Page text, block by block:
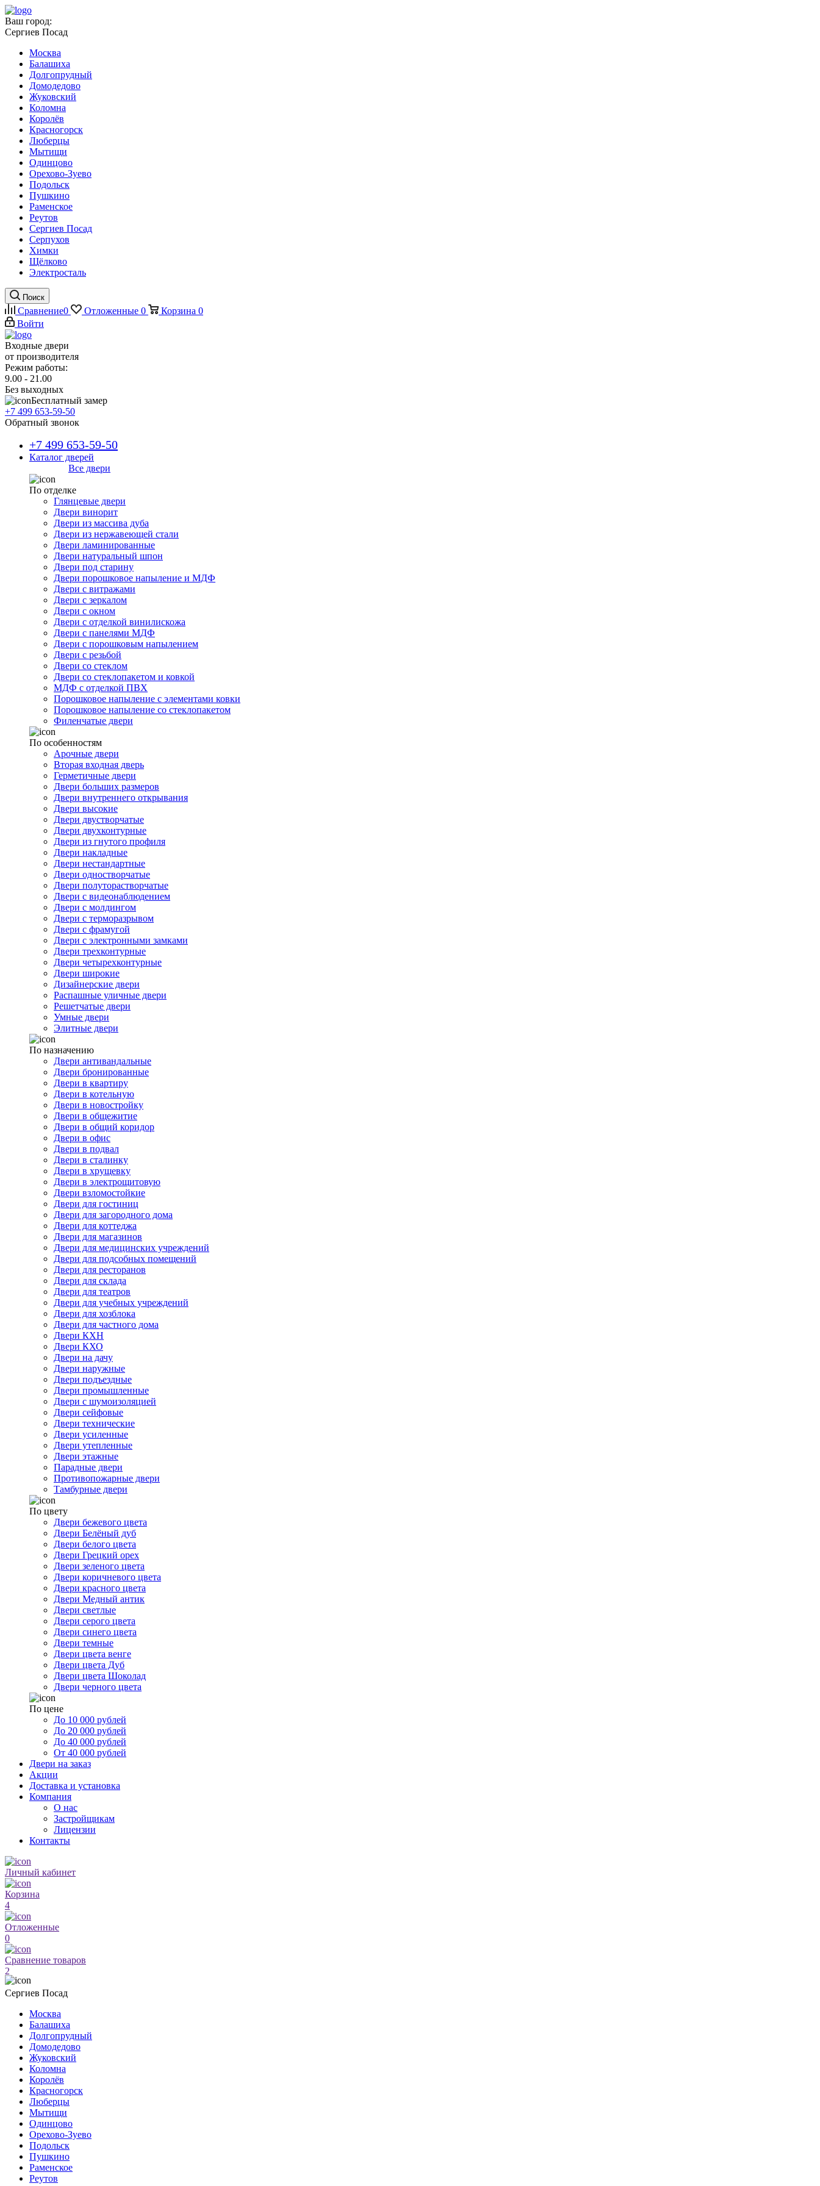
Ваш город:
Сергиев Посад
Москва
Балашиха
Долгопрудный
Домодедово
Жуковский
Коломна
Королёв
Красногорск
Люберцы
Мытищи
Одинцово
Орехово-Зуево
Подольск
Пушкино
Раменское
Реутов
Сергиев Посад
Серпухов
Химки
Щёлково
Электросталь
Поиск
Сравнение0 Отложенные 0 Корзина 0
Войти
Входные двери
от производителя
Режим работы:
9.00 - 21.00
Без выходных
Бесплатный замер
+7 499 653-59-50
Обратный звонок
+7 499 653-59-50
Каталог дверей
Все двери
По отделке
Глянцевые двери
Двери винорит
Двери из массива дуба
Двери из нержавеющей стали
Двери ламинированные
Двери натуральный шпон
Двери под старину
Двери порошковое напыление и МДФ
Двери с витражами
Двери с зеркалом
Двери с окном
Двери с отделкой винилискожа
Двери с панелями МДФ
Двери с порошковым напылением
Двери с резьбой
Двери со стеклом
Двери со стеклопакетом и ковкой
МДФ с отделкой ПВХ
Порошковое напыление с элементами ковки
Порошковое напыление со стеклопакетом
Филенчатые двери
По особенностям
Арочные двери
Вторая входная дверь
Герметичные двери
Двери больших размеров
Двери внутреннего открывания
Двери высокие
Двери двустворчатые
Двери двухконтурные
Двери из гнутого профиля
Двери накладные
Двери нестандартные
Двери одностворчатые
Двери полуторастворчатые
Двери с видеонаблюдением
Двери с молдингом
Двери с терморазрывом
Двери с фрамугой
Двери с электронными замками
Двери трехконтурные
Двери четырехконтурные
Двери широкие
Дизайнерские двери
Распашные уличные двери
Решетчатые двери
Умные двери
Элитные двери
По назначению
Двери антивандальные
Двери бронированные
Двери в квартиру
Двери в котельную
Двери в новостройку
Двери в общежитие
Двери в общий коридор
Двери в офис
Двери в подвал
Двери в сталинку
Двери в хрущевку
Двери в электрощитовую
Двери взломостойкие
Двери для гостиниц
Двери для загородного дома
Двери для коттеджа
Двери для магазинов
Двери для медицинских учреждений
Двери для подсобных помещений
Двери для ресторанов
Двери для склада
Двери для театров
Двери для учебных учреждений
Двери для хозблока
Двери для частного дома
Двери КХН
Двери КХО
Двери на дачу
Двери наружные
Двери подъездные
Двери промышленные
Двери с шумоизоляцией
Двери сейфовые
Двери технические
Двери усиленные
Двери утепленные
Двери этажные
Парадные двери
Противопожарные двери
Тамбурные двери
По цвету
Двери бежевого цвета
Двери Белёный дуб
Двери белого цвета
Двери Грецкий орех
Двери зеленого цвета
Двери коричневого цвета
Двери красного цвета
Двери Медный антик
Двери светлые
Двери серого цвета
Двери синего цвета
Двери темные
Двери цвета венге
Двери цвета Дуб
Двери цвета Шоколад
Двери черного цвета
По цене
До 10 000 рублей
До 20 000 рублей
До 40 000 рублей
От 40 000 рублей
Двери на заказ
Акции
Доставка и установка
Компания
О нас
Застройщикам
Лицензии
Контакты
Личный кабинет
Корзина
4
Отложенные
0
Сравнение товаров
2
Сергиев Посад
Москва
Балашиха
Долгопрудный
Домодедово
Жуковский
Коломна
Королёв
Красногорск
Люберцы
Мытищи
Одинцово
Орехово-Зуево
Подольск
Пушкино
Раменское
Реутов